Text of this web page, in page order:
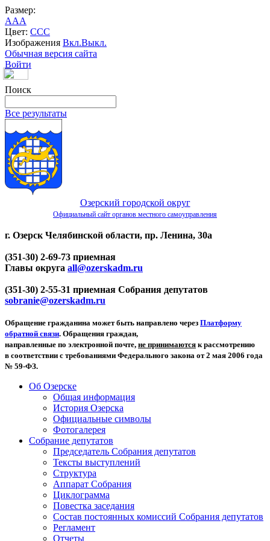
Размер:
AAA
Цвет: CCC
Изображения Вкл.Выкл.
Обычная версия сайта
Войти
Поиск
Все результаты
Озерский городской округ
Официальный сайт органов местного самоуправления
г. Озерск Челябинской области, пр. Ленина, 30а
(351-30) 2-69-73 приемная
Главы округа all@ozerskadm.ru
(351-30) 2-55-31 приемная Собрания депутатов
sobranie@ozerskadm.ru
Обращение гражданина может быть направлено через Платформу
обратной связи. Обращения граждан,
направленные по электронной почте, не принимаются к рассмотрению
в соответствии с требованиями Федерального закона от 2 мая 2006 года
№ 59-ФЗ.
Об Озерске
Общая информация
История Озерска
Официальные символы
Фотогалерея
Собрание депутатов
Председатель Собрания депутатов
Тексты выступлений
Структура
Аппарат Собрания
Циклограмма
Повестка заседания
Состав постоянных комиссий Собрания депутатов
Регламент
Отчеты